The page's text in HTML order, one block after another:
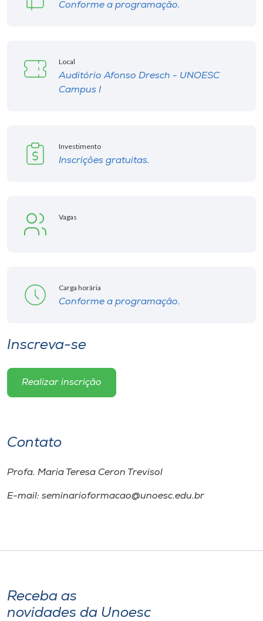
Conforme a programação.
Local
Auditório Afonso Dresch - UNOESC
Campus I
Investimento
Inscrições gratuitas.
Vagas
Carga horária
Conforme a programação.
Inscreva-se
Realizar inscrição
Contato
Profa. Maria Teresa Ceron Trevisol
E-mail: seminarioformacao@unoesc.edu.br
Receba as
novidades da Unoesc